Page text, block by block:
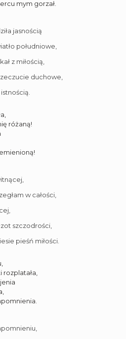
mym gorzał.
jasnością
południowe,
z miłością,
duchowe,
różaną!
w całości,
szczodrości,
pieśń miłości.
rozplatała,